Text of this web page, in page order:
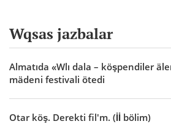
Wqsas jazbalar
Almatıda «Wlı dala – köşpendiler
mädeni festivali ötedi
Otar köş. Derekti fil'm. (İİ bölim)